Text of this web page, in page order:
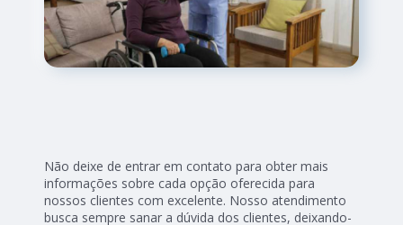
Não deixe de entrar em contato para obter mais
informações sobre cada opção oferecida para
nossos clientes com excelente. Nosso atendimento
busca sempre sanar a dúvida dos clientes, deixando-